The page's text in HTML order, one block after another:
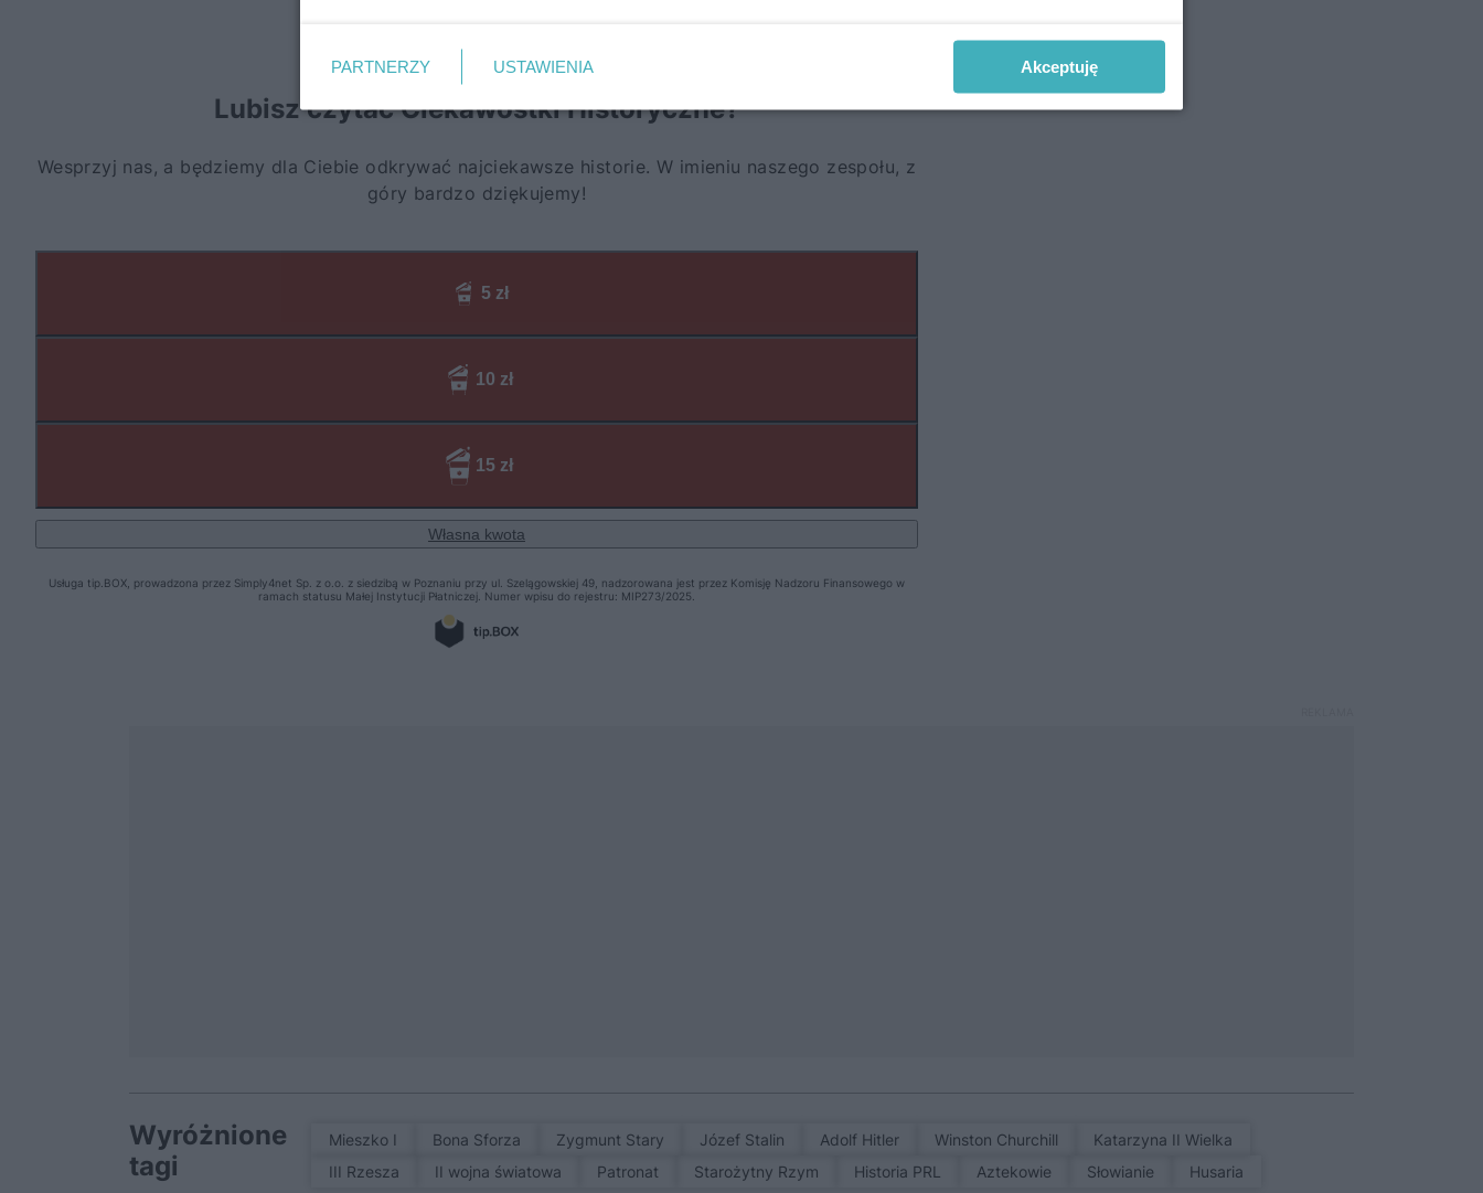
Wyróżnione
tagi
Mieszko I Bona Sforza Zygmunt Stary Józef Stalin Adolf Hitler Winston Churchill
Katarzyna II Wielka
III Rzesza
II wojna światowa patronat Starożytny Rzym Historia PRL Aztekowie Słowianie Husaria
PARTNERZY USTAWIENIA Akceptuję